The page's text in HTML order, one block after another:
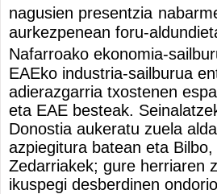
nagusien presentzia
aurkezpenean foru-
Nafarroako ekonomia-
EAEko industria-sailburua
adierazgarria txostenen
eta EAE besteak.
Donostia aukeratu zuela
azpiegitura batean eta
Zedarriakek; gure herriaren
ikuspegi desberdinen